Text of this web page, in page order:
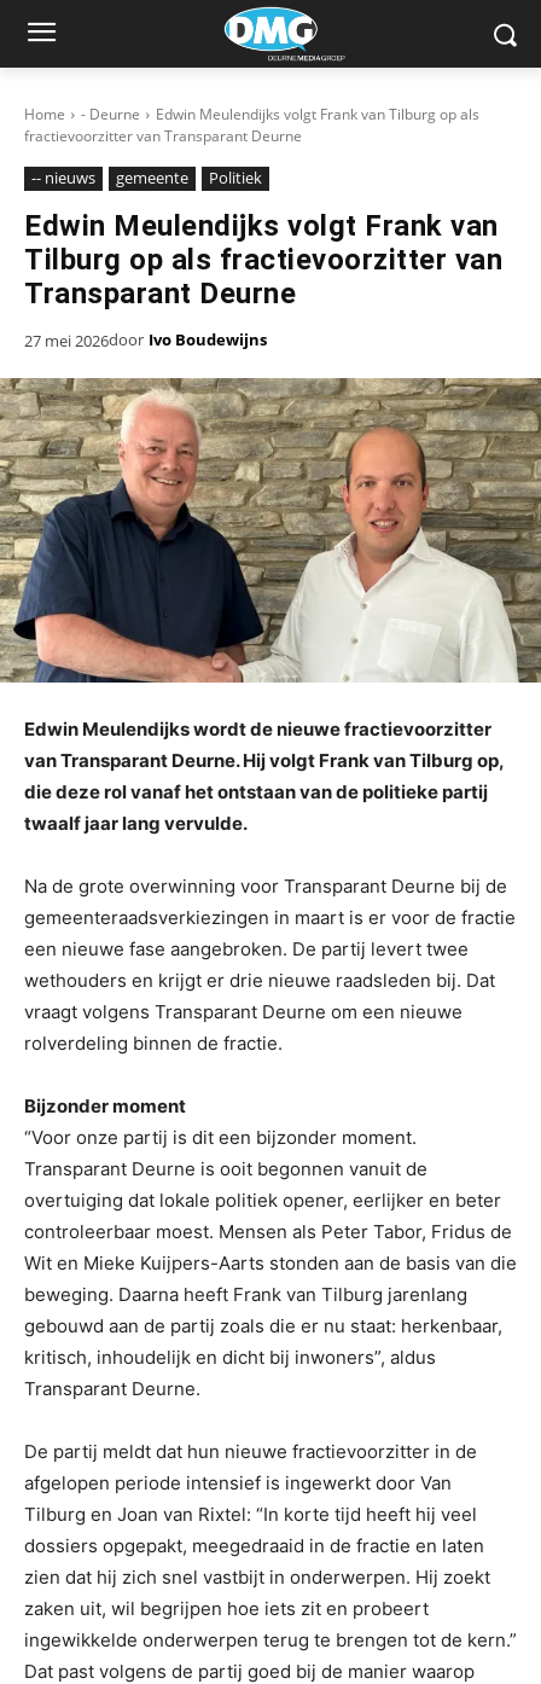
Home - Deurne
Edwin Meulendijks volgt Frank van Tilburg op als
fractievoorzitter van Transparant Deurne
-- nieuws gemeente Politiek
Edwin Meulendijks volgt Frank van
Tilburg op als fractievoorzitter van
Transparant Deurne
27 mei 2026door Ivo Boudewijns
Edwin Meulendijks wordt de nieuwe fractievoorzitter
van Transparant Deurne. Hij volgt Frank van Tilburg op,
die deze rol vanaf het ontstaan van de politieke partij
twaalf jaar lang vervulde.
Na de grote overwinning voor Transparant Deurne bij de
gemeenteraadsverkiezingen in maart is er voor de fractie
een nieuwe fase aangebroken. De partij levert twee
wethouders en krijgt er drie nieuwe raadsleden bij. Dat
vraagt volgens Transparant Deurne om een nieuwe
rolverdeling binnen de fractie.
Bijzonder moment
“Voor onze partij is dit een bijzonder moment.
Transparant Deurne is ooit begonnen vanuit de
overtuiging dat lokale politiek opener, eerlijker en beter
controleerbaar moest. Mensen als Peter Tabor, Fridus de
Wit en Mieke Kuijpers-Aarts stonden aan de basis van die
beweging. Daarna heeft Frank van Tilburg jarenlang
gebouwd aan de partij zoals die er nu staat: herkenbaar,
kritisch, inhoudelijk en dicht bij inwoners”, aldus
Transparant Deurne.
De partij meldt dat hun nieuwe fractievoorzitter in de
afgelopen periode intensief is ingewerkt door Van
Tilburg en Joan van Rixtel: “In korte tijd heeft hij veel
dossiers opgepakt, meegedraaid in de fractie en laten
zien dat hij zich snel vastbijt in onderwerpen. Hij zoekt
zaken uit, wil begrijpen hoe iets zit en probeert
ingewikkelde onderwerpen terug te brengen tot de kern.”
Dat past volgens de partij goed bij de manier waarop